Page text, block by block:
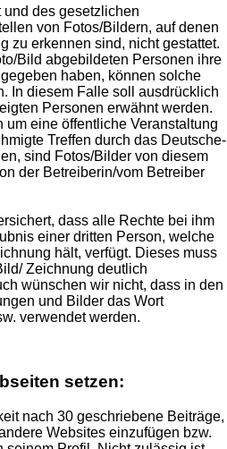
des gesetzlichen
von Fotos/Bildern, auf denen
zu erkennen sind, nicht gestattet.
Bild abgebildeten Personen ihre
haben, können solche
In diesem Falle soll ausdrücklich
Personen erwähnt werden.
um eine öffentliche Veranstaltung
Treffen durch das Deutsche-
sind Fotos/Bilder von diesem
der Betreiberin/vom Betreiber
dass alle Rechte bei ihm
einer dritten Person, welche
hält, verfügt. Dieses muss
Zeichnung deutlich
wünschen wir nicht, dass in den
und Bilder das Wort
verwendet werden.
setzen:
nach 30 geschriebene Beiträge,
Websites einzufügen bzw.